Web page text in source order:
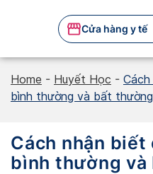
Cửa hàng y tế
Home - Huyết Học -
bình thường và bất thường
Cách nhận
bình thường